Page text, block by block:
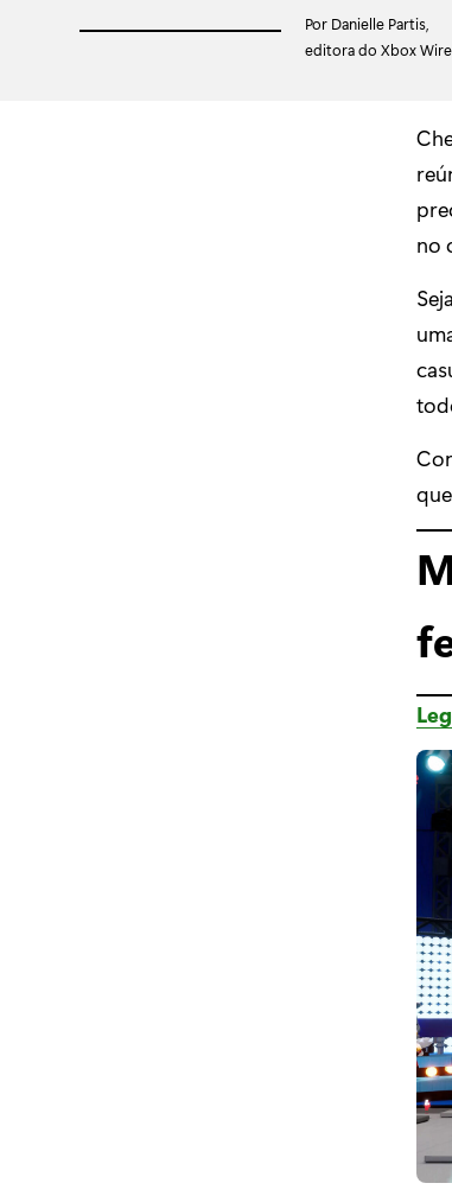
Por Danielle Partis,
editora do Xbox Wire
no